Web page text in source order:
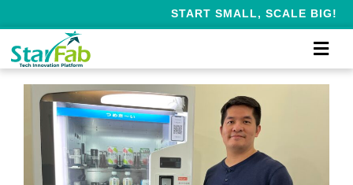
START SMALL, SCALE BIG!